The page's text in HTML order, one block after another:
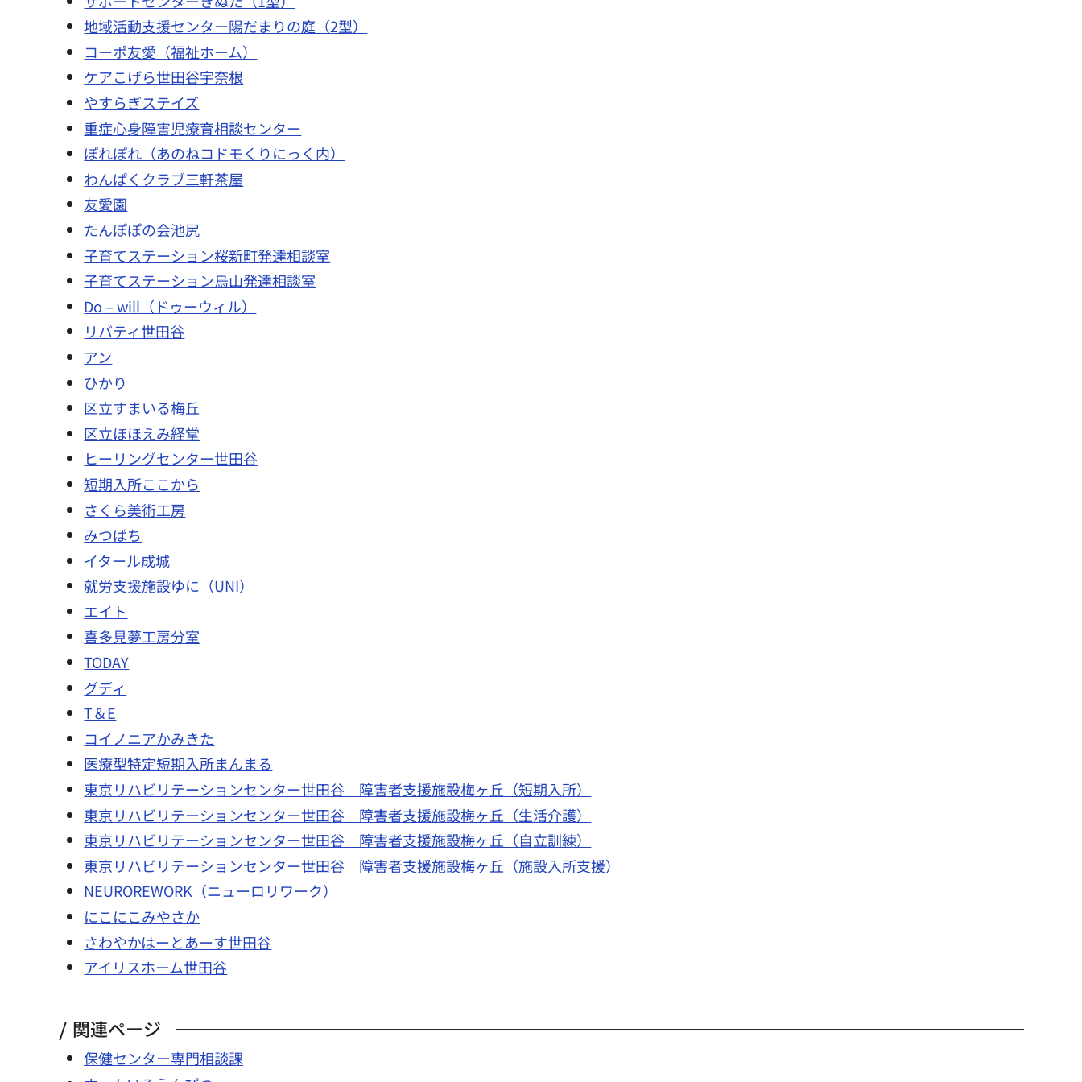
地域活動支援センター陽だまりの庭（2型）
コーポ友愛（福祉ホーム）
ケアこげら世田谷宇奈根
やすらぎステイズ
重症心身障害児療育相談センター
ぽれぽれ（あのねコドモくりにっく内）
わんぱくクラブ三軒茶屋
友愛園
たんぽぽの会池尻
子育てステーション桜新町発達相談室
子育てステーション烏山発達相談室
Do－will（ドゥーウィル）
リバティ世田谷
アン
ひかり
区立すまいる梅丘
区立ほほえみ経堂
ヒーリングセンター世田谷
短期入所ここから
さくら美術工房
みつばち
イタール成城
就労支援施設ゆに（UNI）
エイト
喜多見夢工房分室
TODAY
グディ
T＆E
コイノニアかみきた
医療型特定短期入所まんまる
東京リハビリテーションセンター世田谷 障害者支援施設梅ヶ丘（短期入所）
東京リハビリテーションセンター世田谷 障害者支援施設梅ヶ丘（生活介護）
東京リハビリテーションセンター世田谷 障害者支援施設梅ヶ丘（自立訓練）
東京リハビリテーションセンター世田谷 障害者支援施設梅ヶ丘（施設入所支援）
NEUROREWORK（ニューロリワーク）
にこにこみやさか
さわやかはーとあーす世田谷
アイリスホーム世田谷
関連ページ
保健センター専門相談課